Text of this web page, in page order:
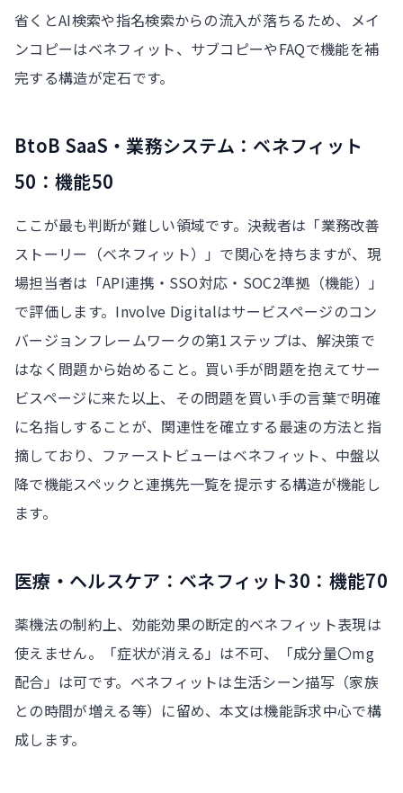
省くとAI検索や指名検索からの流入が落ちるため、メイ
ンコピーはベネフィット、サブコピーやFAQで機能を補
完する構造が定石です。
BtoB SaaS・業務システム：ベネフィット
50：機能50
ここが最も判断が難しい領域です。決裁者は「業務改善
ストーリー（ベネフィット）」で関心を持ちますが、現
場担当者は「API連携・SSO対応・SOC2準拠（機能）」
で評価します。Involve Digitalはサービスページのコン
バージョンフレームワークの第1ステップは、解決策で
はなく問題から始めること。買い手が問題を抱えてサー
ビスページに来た以上、その問題を買い手の言葉で明確
に名指しすることが、関連性を確立する最速の方法と指
摘しており、ファーストビューはベネフィット、中盤以
降で機能スペックと連携先一覧を提示する構造が機能し
ます。
医療・ヘルスケア：ベネフィット30：機能70
薬機法の制約上、効能効果の断定的ベネフィット表現は
使えません。「症状が消える」は不可、「成分量〇mg
配合」は可です。ベネフィットは生活シーン描写（家族
との時間が増える等）に留め、本文は機能訴求中心で構
成します。